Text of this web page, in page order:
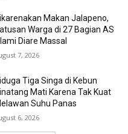
Makan Jalapeno,
Warga di 27 Bagian AS
Diare Massal
7, 2026
Tiga Singa di Kebun
Mati Karena Tak Kuat
Suhu Panas
6, 2026